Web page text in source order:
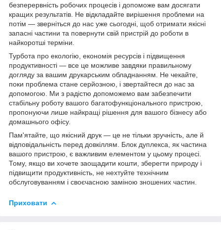
безперервність робочих процесів і допоможе вам досягати
кращих результатів. Не відкладайте вирішення проблеми на
потім — зверніться до нас уже сьогодні, щоб отримати якісні
запасні частини та повернути свій пристрій до роботи в
найкоротші терміни.
Турбота про екологію, економія ресурсів і підвищення
продуктивності — все це можливе завдяки правильному
догляду за вашим друкарським обладнанням. Не чекайте,
поки проблема стане серйозною, і звертайтеся до нас за
допомогою. Ми з радістю допоможемо вам забезпечити
стабільну роботу вашого багатофункціонального пристрою,
пропонуючи лише найкращі рішення для вашого бізнесу або
домашнього офісу.
Пам'ятайте, що якісний друк — це не тільки зручність, але й
відповідальність перед довкіллям. Блок дуплекса, як частина
вашого пристрою, є важливим елементом у цьому процесі.
Тому, якщо ви хочете заощадити кошти, зберегти природу і
підвищити продуктивність, не нехтуйте технічним
обслуговуванням і своєчасною заміною зношених частин.
Приховати